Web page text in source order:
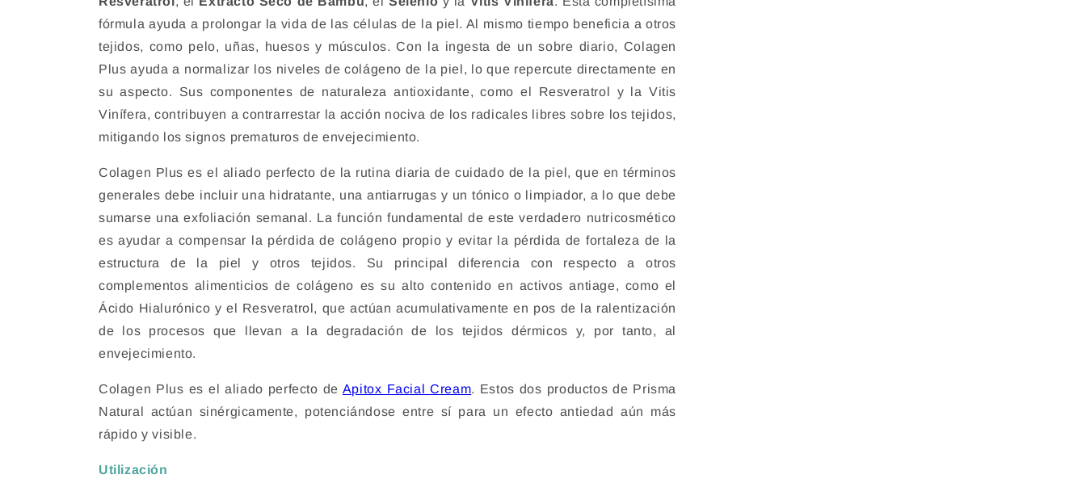
fórmula ayuda a prolongar la vida de las células de la piel. Al mismo tiempo beneficia a otros
tejidos, como pelo, uñas, huesos y músculos. Con la ingesta de un sobre diario, Colagen
Plus ayuda a normalizar los niveles de colágeno de la piel, lo que repercute directamente en
su aspecto. Sus componentes de naturaleza antioxidante, como el Resveratrol y la Vitis
Vinífera, contribuyen a contrarrestar la acción nociva de los radicales libres sobre los tejidos,
mitigando los signos prematuros de envejecimiento.
Colagen Plus es el aliado perfecto de la rutina diaria de cuidado de la piel, que en términos
generales debe incluir una hidratante, una antiarrugas y un tónico o limpiador, a lo que debe
sumarse una exfoliación semanal. La función fundamental de este verdadero nutricosmético
es ayudar a compensar la pérdida de colágeno propio y evitar la pérdida de fortaleza de la
estructura de la piel y otros tejidos. Su principal diferencia con respecto a otros
complementos alimenticios de colágeno es su alto contenido en activos antiage, como el
Ácido Hialurónico y el Resveratrol, que actúan acumulativamente en pos de la ralentización
de los procesos que llevan a la degradación de los tejidos dérmicos y, por tanto, al
envejecimiento.
Colagen Plus es el aliado perfecto de Apitox Facial Cream. Estos dos productos de Prisma
Natural actúan sinérgicamente, potenciándose entre sí para un efecto antiedad aún más
rápido y visible.
Utilización